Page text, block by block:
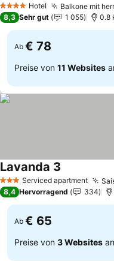
4 Sterne Hotel Balkone mit
8,3 Sehr gut 1 055 0.8
Ab € 78
Preise von 11 Websites
3 SterneServiced apartment
Lavanda 3
8,4 Hervorragend 334
Ab € 65
Preise von 3 Websites